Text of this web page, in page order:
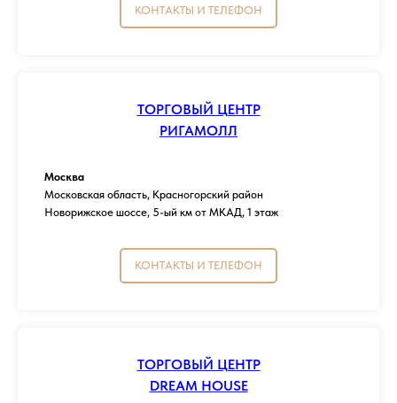
КОНТАКТЫ И ТЕЛЕФОН
ТОРГОВЫЙ ЦЕНТР
РИГАМОЛЛ
Москва
Московская область, Красногорский район
Новорижское шоссе, 5-ый км от МКАД, 1 этаж
КОНТАКТЫ И ТЕЛЕФОН
ТОРГОВЫЙ ЦЕНТР
DREAM HOUSE